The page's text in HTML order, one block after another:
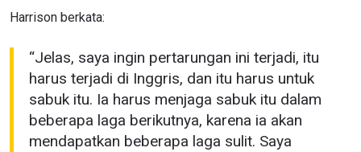
Harrison berkata:
“Jelas, saya ingin pertarungan ini terjadi, itu
harus terjadi di Inggris, dan itu harus untuk
sabuk itu. Ia harus menjaga sabuk itu dalam
beberapa laga berikutnya, karena ia akan
mendapatkan beberapa laga sulit. Saya